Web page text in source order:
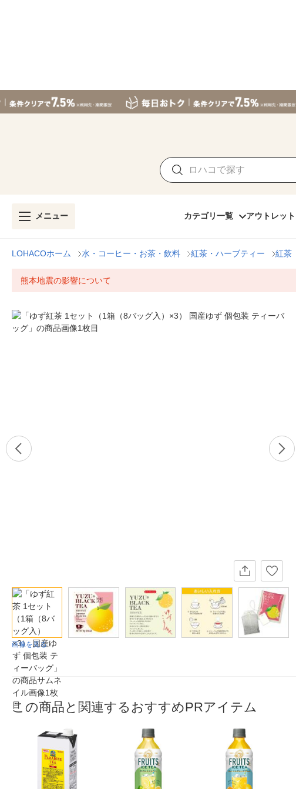
メニュー カテゴリ一覧 アウトレット
LOHACOホーム 水・コーヒー・お茶・飲料 紅茶・ハーブティー 紅茶
熊本地震の影響について
画像を見る
この商品と関連するおすすめPRアイテム